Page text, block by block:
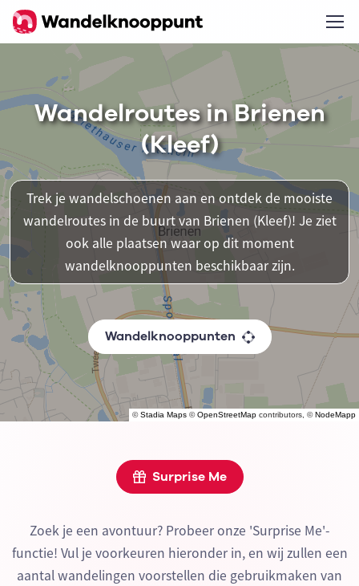
©Stadia Maps ©OpenStreetMap contributors, ©NodeMapp
Wandelroutes in Brienen
(Kleef)
Trek je wandelschoenen aan en ontdek de mooiste
wandelroutes in de buurt van Brienen (Kleef)! Je ziet
ook alle plaatsen waar op dit moment
wandelknooppunten beschikbaar zijn.
Wandelknooppunten
Surprise Me
Zoek je een avontuur? Probeer onze 'Surprise Me'-
functie! Vul je voorkeuren hieronder in, en wij zullen een
aantal wandelingen voorstellen die gebruikmaken van